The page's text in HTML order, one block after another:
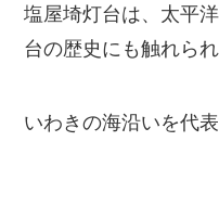
塩屋埼灯台は、太平
台の歴史にも触れら
いわきの海沿いを代